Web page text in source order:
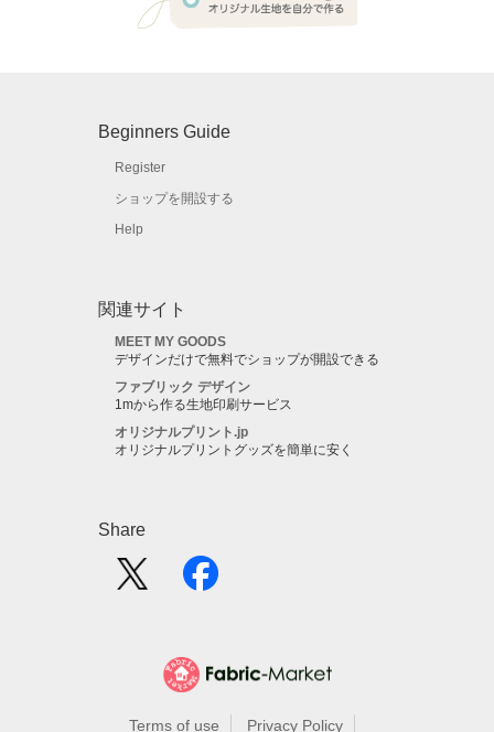
Beginners Guide
Register
ショップを開設する
Help
関連サイト
MEET MY GOODS
デザインだけで無料でショップが開設できる
ファブリック デザイン
1mから作る生地印刷サービス
オリジナルプリント.jp
オリジナルプリントグッズを簡単に安く
Share
Terms of use Privacy Policy